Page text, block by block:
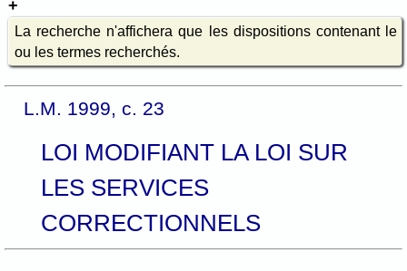
La recherche n'affichera que les dispositions contenant le
ou les termes recherchés.
L.M. 1999, c. 23
LOI MODIFIANT LA LOI SUR
LES SERVICES
CORRECTIONNELS